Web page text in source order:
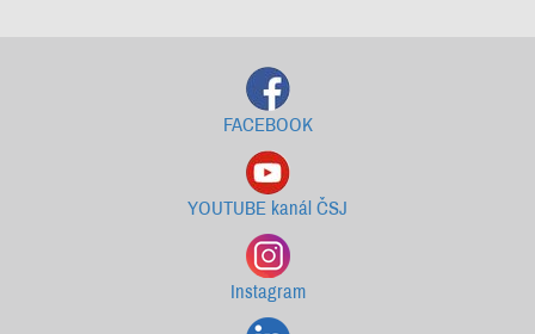
FACEBOOK
YOUTUBE kanál ČSJ
Instagram